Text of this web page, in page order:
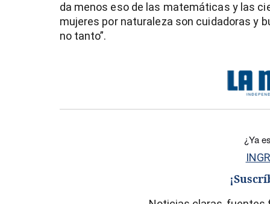
da menos eso de las matemáticas y las
mujeres por naturaleza son cuidadoras y
no tanto”.